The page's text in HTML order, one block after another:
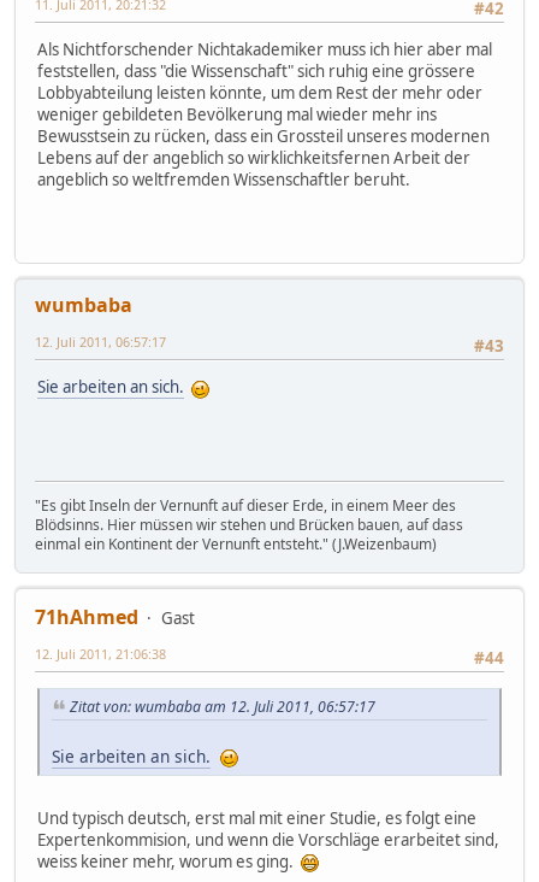
#42
11. Juli 2011, 20:21:32
Als Nichtforschender Nichtakademiker muss ich hier aber mal
feststellen, dass "die Wissenschaft" sich ruhig eine grössere
Lobbyabteilung leisten könnte, um dem Rest der mehr oder
weniger gebildeten Bevölkerung mal wieder mehr ins
Bewusstsein zu rücken, dass ein Grossteil unseres modernen
Lebens auf der angeblich so wirklichkeitsfernen Arbeit der
angeblich so weltfremden Wissenschaftler beruht.
wumbaba
#43
12. Juli 2011, 06:57:17
Sie arbeiten an sich.
"Es gibt Inseln der Vernunft auf dieser Erde, in einem Meer des
Blödsinns. Hier müssen wir stehen und Brücken bauen, auf dass
einmal ein Kontinent der Vernunft entsteht." (J.Weizenbaum)
71hAhmed
Gast
#44
12. Juli 2011, 21:06:38
Zitat von: wumbaba am 12. Juli 2011, 06:57:17
Sie arbeiten an sich.
Und typisch deutsch, erst mal mit einer Studie, es folgt eine
Expertenkommision, und wenn die Vorschläge erarbeitet sind,
weiss keiner mehr, worum es ging.